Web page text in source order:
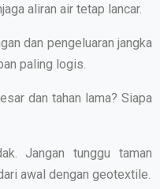
aliran air tetap lancar.
dan pengeluaran jangka
paling logis.
dan tahan lama? Siapa
Jangan tunggu taman
awal dengan geotextile.